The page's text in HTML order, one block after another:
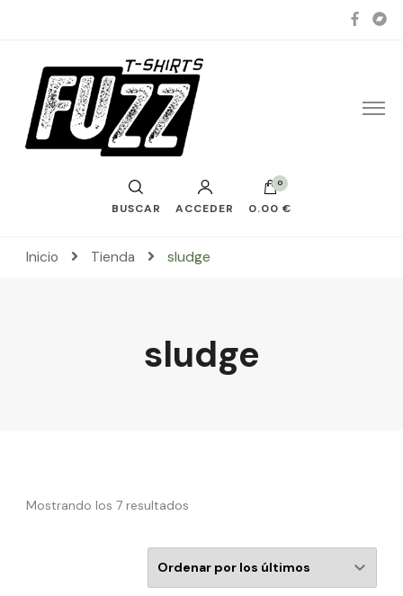
BUSCAR ACCEDER
0
0.00 €
Inicio Tienda sludge
sludge
Mostrando los 7 resultados